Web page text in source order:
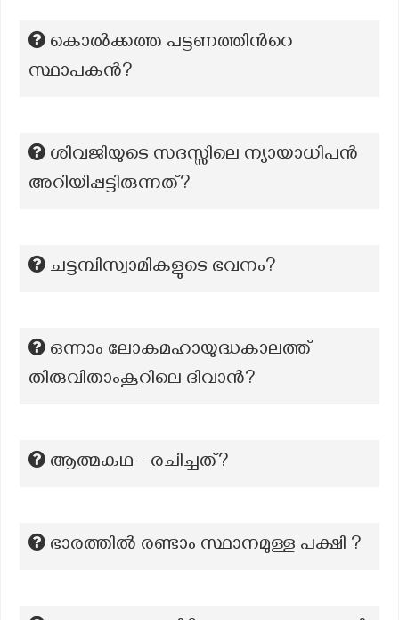
കൊൽക്കത്ത പട്ടണത്തിൻറെ
സ്ഥാപകൻ?
ശിവജിയുടെ സദസ്സിലെ ന്യായാധിപൻ
അറിയിപ്പട്ടിരുന്നത്?
ചട്ടമ്പിസ്വാമികളുടെ ഭവനം?
ഒന്നാം ലോകമഹായുദ്ധകാലത്ത്
തിരുവിതാംകൂറിലെ ദിവാൻ?
ആത്മകഥ - രചിച്ചത്?
ഭാരത്തിൽ രണ്ടാം സ്ഥാനമുള്ള പക്ഷി ?